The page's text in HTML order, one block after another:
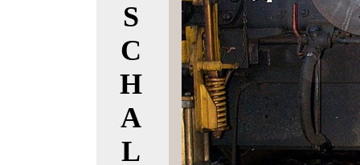
S
C
H
A
L